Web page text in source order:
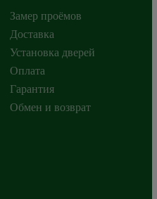
Замер проёмов
Доставка
Установка дверей
Оплата
Гарантия
Обмен и возврат